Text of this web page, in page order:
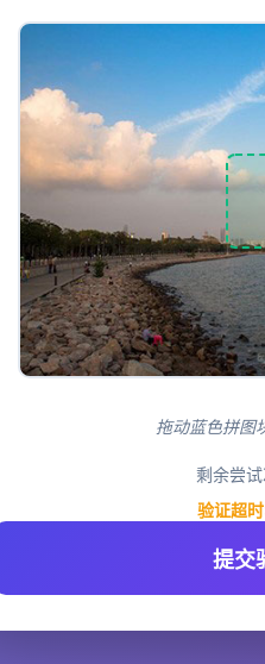
拖动蓝色拼图
剩余尝
验证超
提交